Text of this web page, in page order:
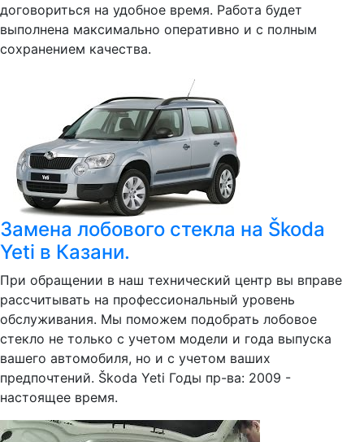
договориться на удобное время. Работа будет
выполнена максимально оперативно и с полным
сохранением качества.
Замена лобового стекла на Škoda
Yeti в Казани.
При обращении в наш технический центр вы вправе
рассчитывать на профессиональный уровень
обслуживания. Мы поможем подобрать лобовое
стекло не только с учетом модели и года выпуска
вашего автомобиля, но и с учетом ваших
предпочтений. Škoda Yeti Годы пр-ва: 2009 -
настоящее время.